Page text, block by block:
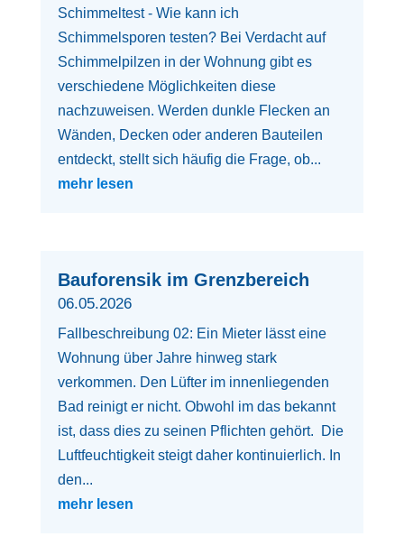
Schimmeltest - Wie kann ich
Schimmelsporen testen? Bei Verdacht auf
Schimmelpilzen in der Wohnung gibt es
verschiedene Möglichkeiten diese
nachzuweisen. Werden dunkle Flecken an
Wänden, Decken oder anderen Bauteilen
entdeckt, stellt sich häufig die Frage, ob...
mehr lesen
Bauforensik im Grenzbereich
06.05.2026
Fallbeschreibung 02: Ein Mieter lässt eine
Wohnung über Jahre hinweg stark
verkommen. Den Lüfter im innenliegenden
Bad reinigt er nicht. Obwohl im das bekannt
ist, dass dies zu seinen Pflichten gehört. Die
Luftfeuchtigkeit steigt daher kontinuierlich. In
den...
mehr lesen